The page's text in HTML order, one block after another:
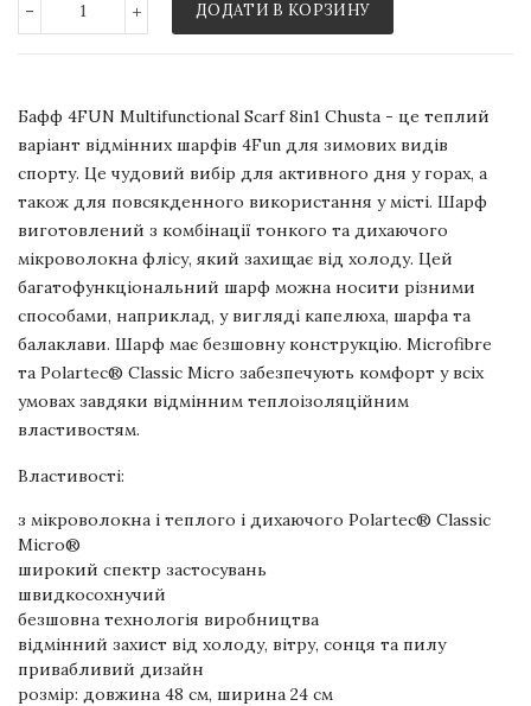
- + ДОДАТИ В КОРЗИНУ
Бафф 4FUN Multifunctional Scarf 8in1 Chusta - це теплий
варіант відмінних шарфів 4Fun для зимових видів
спорту. Це чудовий вибір для активного дня у горах, а
також для повсякденного використання у місті. Шарф
виготовлений з комбінації тонкого та дихаючого
мікроволокна флісу, який захищає від холоду. Цей
багатофункціональний шарф можна носити різними
способами, наприклад, у вигляді капелюха, шарфа та
балаклави. Шарф має безшовну конструкцію. Microfibre
та Polartec® Classic Micro забезпечують комфорт у всіх
умовах завдяки відмінним теплоізоляційним
властивостям.
Властивості:
з мікроволокна і теплого і дихаючого Polartec® Classic
Micro®
широкий спектр застосувань
швидкосохнучий
безшовна технологія виробництва
відмінний захист від холоду, вітру, сонця та пилу
привабливий дизайн
розмір: довжина 48 см, ширина 24 см